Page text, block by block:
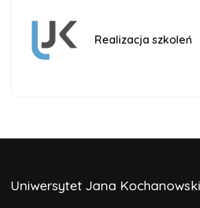
Realizacja szkoleń
Uniwersytet Jana